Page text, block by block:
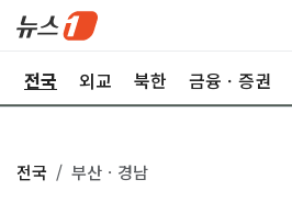
전국 외교 북한 금융ㆍ증권
전국 부산ㆍ경남